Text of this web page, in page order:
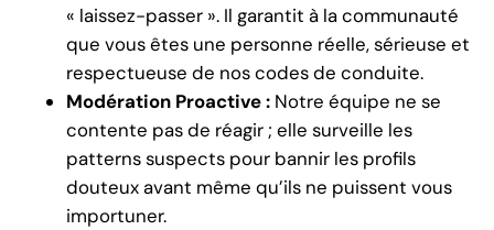
« laissez-passer ». Il garantit à la communauté
que vous êtes une personne réelle, sérieuse et
respectueuse de nos codes de conduite.
Modération Proactive : Notre équipe ne se
contente pas de réagir ; elle surveille les
patterns suspects pour bannir les profils
douteux avant même qu’ils ne puissent vous
importuner.